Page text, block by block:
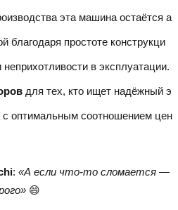
эта машина остаётся а
благодаря простоте конструкци
неприхотливости в эксплуатации.
для тех, кто ищет надёжный э
с оптимальным соотношением цен
: «А если что-то сломается —
😄